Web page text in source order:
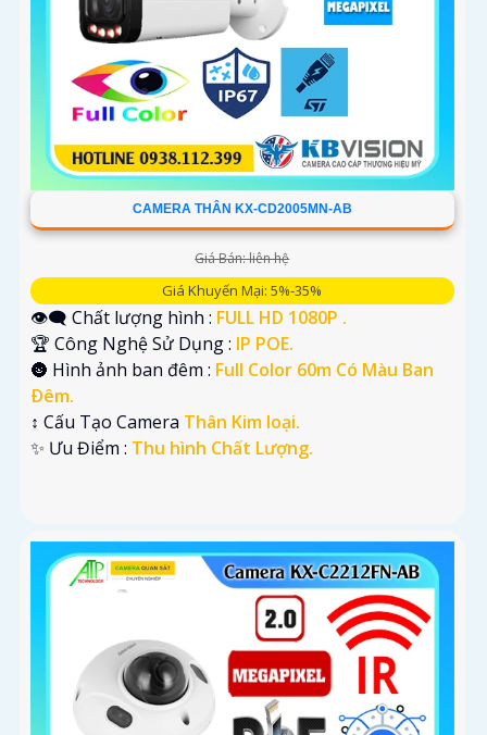
CAMERA THÂN KX-CD2005MN-AB
Giá Bán: liên hệ
Giá Khuyến Mại: 5%-35%
👁️‍🗨 Chất lượng hình : FULL HD 1080P .
🏆 Công Nghệ Sử Dụng : IP POE.
🌚 Hình ảnh ban đêm : Full Color 60m Có Màu Ban
Ðêm.
↕️ Cấu Tạo Camera Thân Kim loại.
️✨ Ưu Điểm : Thu hình Chất Lượng.